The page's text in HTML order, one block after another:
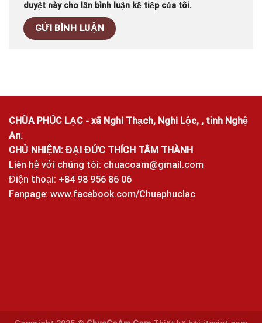
duyệt này cho lần bình luận kế tiếp của tôi.
CHÙA PHÚC LẠC - xã Nghi Thạch, Nghi Lộc, , tỉnh Nghệ
An.
CHỦ NHIỆM: ĐẠI ĐỨC THÍCH TÂM THÀNH
Liên hệ với chúng tôi: chuacoam@gmail.com
Điện thoại: +84 98 956 86 06
Fanpage: www.facebook.com/Chuaphuclac